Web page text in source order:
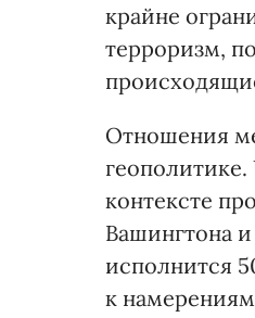
крайне
терроризм,
Отношения
контексте
Вашингтона
исполнится
к